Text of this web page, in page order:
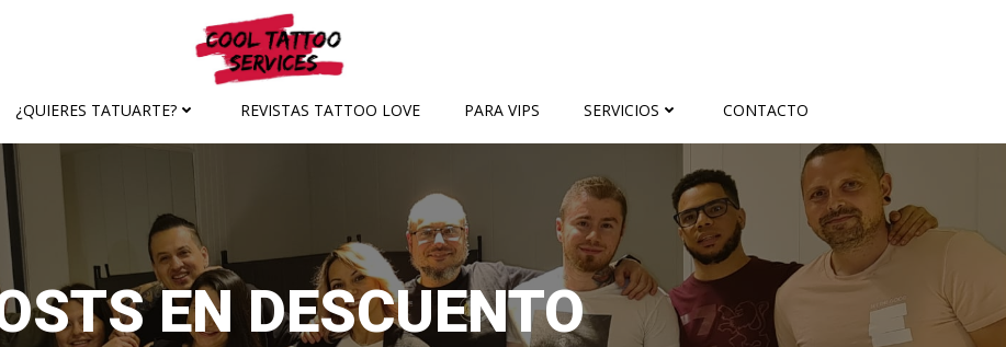
¿QUIERES TATUARTE? REVISTAS TATTOO LOVE PARA VIPS SERVICIOS CONTACTO
EN DESCUENTO